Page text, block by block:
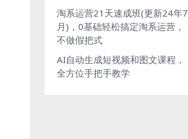
淘系运营21天速成班(更新24年7
月)，0基础轻松搞定淘系运营，
不做假把式
AI自动生成短视频和图文课程，
全方位手把手教学